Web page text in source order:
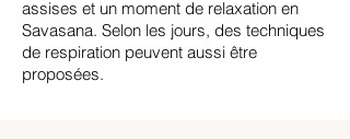
assises et un moment de relaxation en
Savasana. Selon les jours, des techniques
de respiration peuvent aussi être
proposées.